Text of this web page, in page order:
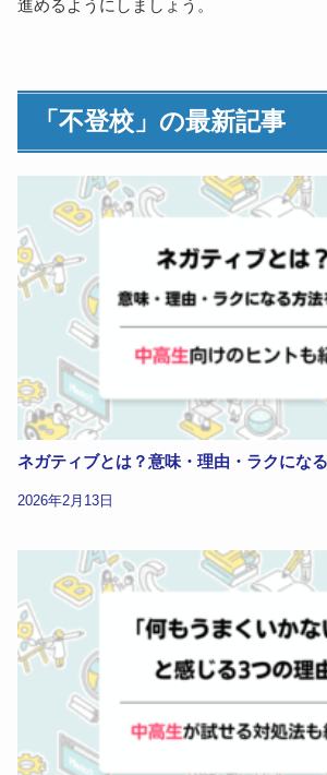
進めるようにしましょう。
「不登校」の最新記事
ネガティブとは？意味・理由・ラクにな
2026年2月13日